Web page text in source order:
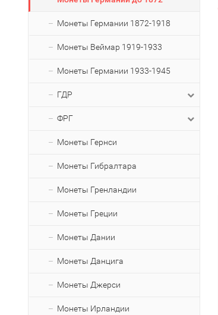
Монеты Германии 1872-1918
Монеты Веймар 1919-1933
Монеты Германии 1933-1945
ГДР
ФРГ
Монеты Гернси
Монеты Гибралтара
Монеты Гренландии
Монеты Греции
Монеты Дании
Монеты Данцига
Монеты Джерси
Монеты Ирландии